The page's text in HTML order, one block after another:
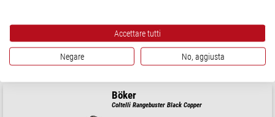
$ 157,00
spedibile in 24 ore
Böker
Coltelli Rangebuster Black Copper
Accettare tutti
Negare No, aggiusta